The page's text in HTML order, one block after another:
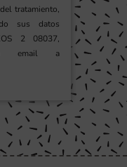
tratamiento,
sus datos
2 08037,
email a